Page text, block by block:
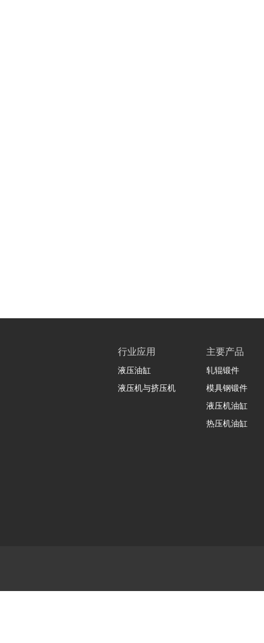
行业应用
液压油缸
液压机与挤压机
主要产品
轧辊锻件
模具钢锻件
液压机油缸
热压机油缸